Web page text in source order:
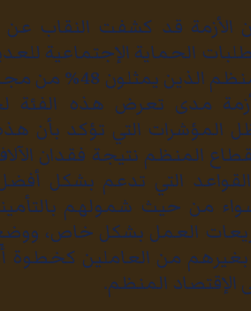
أن الأزمة قد كشفت
الحماية الإجتماعية
القطاع غير
مدى تعرض هذه الفئة
المؤشرات التي تؤكد بأن
المنظم نتيجة فقدان
التي تدعم بشكل
من حيث شمولهم
العمل بشكل خاص،
من العاملين كخطوة
الإقتصاد المنظم.